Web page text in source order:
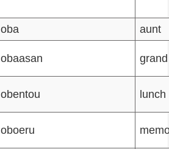
oba
aunt
obaasan
obentou
oboeru